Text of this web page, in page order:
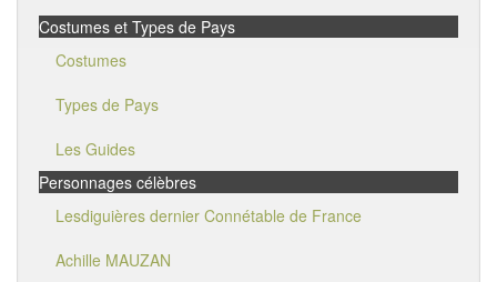
Costumes et Types de Pays
Costumes
Types de Pays
Les Guides
Personnages célèbres
Lesdiguières dernier Connétable de France
Achille MAUZAN